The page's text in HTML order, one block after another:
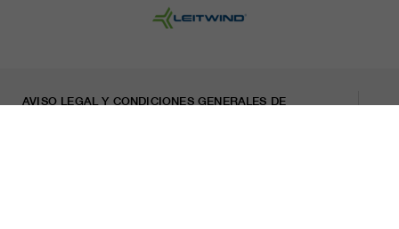
AVISO LEGAL Y CONDICIONES GENERALES DE